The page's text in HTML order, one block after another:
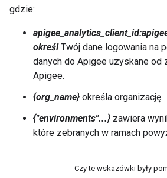
gdzie:
określTwój dane logowania na
danych do Apigee uzyskane od
Apigee.
{org_name} określa organizację.
{"environments"...} zawiera
które zebranych w ramach
Czy te wskazówki były